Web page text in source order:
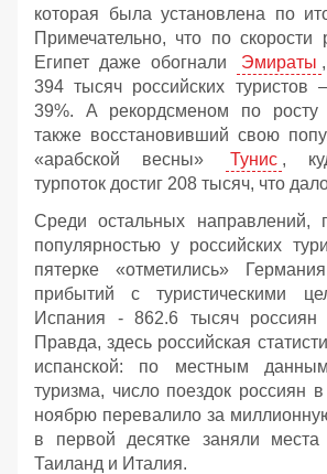
которая была установлена по
Примечательно, что по скорости
Египет даже обогнали
Эмираты
394 тысяч российских туристов
39%. А рекордсменом по росту
также восстановивший свою
«арабской весны»
Тунис ,
турпоток достиг 208 тысяч, что
Среди остальных направлений,
популярностью у российских
пятерке «отметились»
прибытий с туристическими
Испания - 862.6 тысяч россиян
Правда, здесь российская
испанской: по местным данным
туризма, число поездок россиян
ноябрю перевалило за
в первой десятке заняли места
Таиланд и Италия.